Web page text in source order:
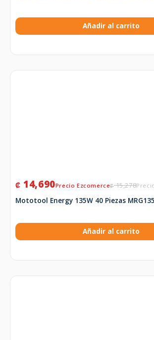
Añadir al carrito
₡15,278
₡ 14,690
Mototool Energy 135W 40 Piezas
Añadir al carrito